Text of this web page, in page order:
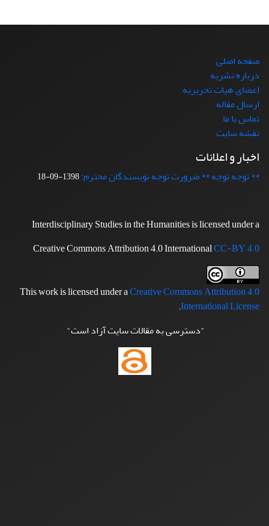
صفحه اصلی
درباره نشریه
اعضای هیات تحریریه
ارسال مقاله
تماس با ما
نقشه سایت
اخبار و اعلانات
** توجه توجه ** ضرورت توجه نویسندگان محترم:1398-09-18
Interdisciplinary Studies in the Humanities is licensed under a
Creative Commons Attribution 4.0 InternationalCC-BY 4.0
This work is licensed under aCreative Commons Attribution 4.0
International License
.
"دسترسی به مقالات سایت آزاد است"